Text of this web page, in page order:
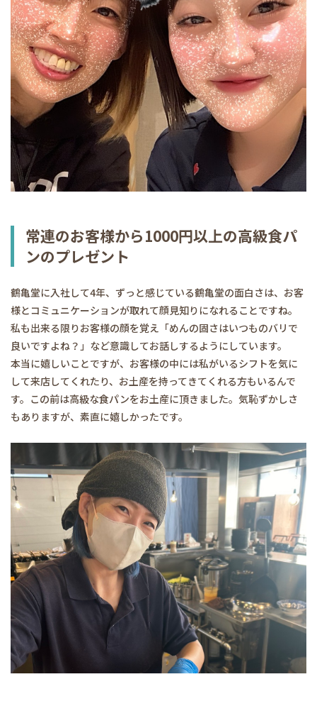
常連のお客様から1000円以上の高級食パ
ンのプレゼント
鶴亀堂に入社して4年、ずっと感じている鶴亀堂の面白さは、お客
様とコミュニケーションが取れて顔見知りになれることですね。
私も出来る限りお客様の顔を覚え「めんの固さはいつものバリで
良いですよね？」など意識してお話しするようにしています。
本当に嬉しいことですが、お客様の中には私がいるシフトを気に
して来店してくれたり、お土産を持ってきてくれる方もいるんで
す。この前は高級な食パンをお土産に頂きました。気恥ずかしさ
もありますが、素直に嬉しかったです。